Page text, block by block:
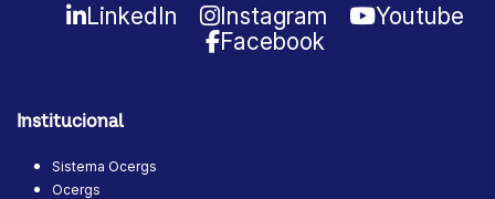
LinkedIn Instagram
Youtube
Facebook
Institucional
Sistema Ocergs
Ocergs